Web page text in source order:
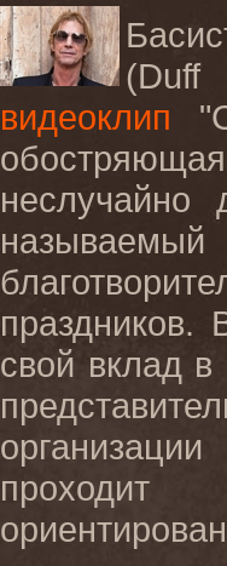
(Duff
видеоклип
неслучайно
свой вклад в